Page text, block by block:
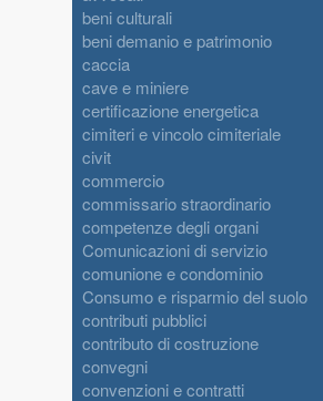
beni culturali
beni demanio e patrimonio
caccia
cave e miniere
certificazione energetica
cimiteri e vincolo cimiteriale
civit
commercio
commissario straordinario
competenze degli organi
Comunicazioni di servizio
comunione e condominio
Consumo e risparmio del suolo
contributi pubblici
contributo di costruzione
convegni
convenzioni e contratti